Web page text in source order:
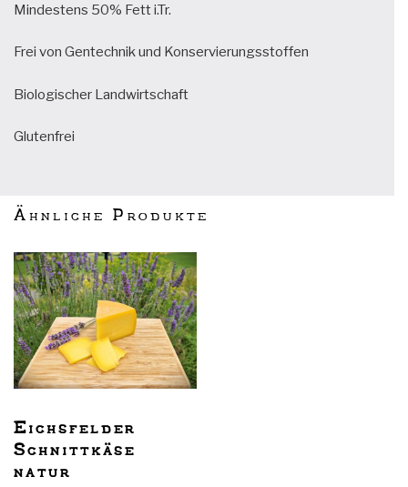
Mindestens 50% Fett i.Tr.
Frei von Gentechnik und Konservierungsstoffen
Biologischer Landwirtschaft
Glutenfrei
Ähnliche Produkte
Eichsfelder
Schnittkäse
natur